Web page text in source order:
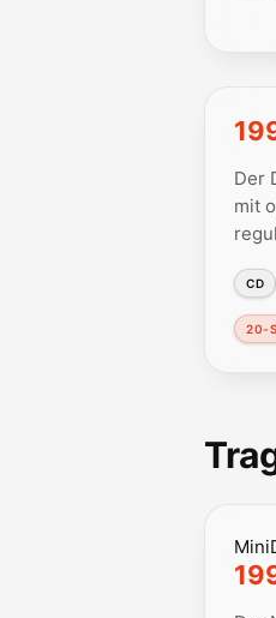
Der
mit
CD
20-